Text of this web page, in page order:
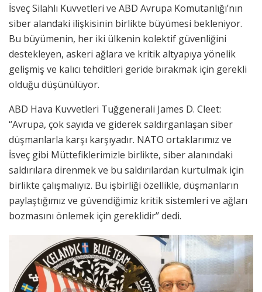
İsveç Silahlı Kuvvetleri ve ABD Avrupa Komutanlığı’nın
siber alandaki ilişkisinin birlikte büyümesi bekleniyor.
Bu büyümenin, her iki ülkenin kolektif güvenliğini
destekleyen, askeri ağlara ve kritik altyapıya yönelik
gelişmiş ve kalıcı tehditleri geride bırakmak için gerekli
olduğu düşünülüyor.
ABD Hava Kuvvetleri Tuğgenerali James D. Cleet:
“Avrupa, çok sayıda ve giderek saldırganlaşan siber
düşmanlarla karşı karşıyadır. NATO ortaklarımız ve
İsveç gibi Müttefiklerimizle birlikte, siber alanındaki
saldırılara direnmek ve bu saldırılardan kurtulmak için
birlikte çalışmalıyız. Bu işbirliği özellikle, düşmanların
paylaştığımız ve güvendiğimiz kritik sistemleri ve ağları
bozmasını önlemek için gereklidir’’ dedi.